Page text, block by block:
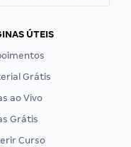
ÚTEIS
Grátis
ao Vivo
Grátis
Curso